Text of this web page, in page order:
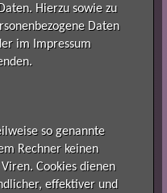
Hierzu sowie zu
Daten
im Impressum
so genannte
Rechner keinen
Cookies dienen
effektiver und